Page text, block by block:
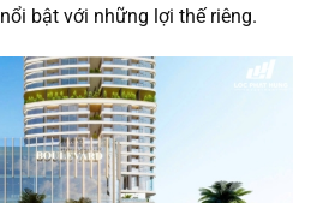
nổi bật với những lợi thế riêng.